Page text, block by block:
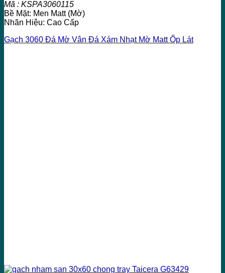
Mã : KSPA3060115
Bề Mặt: Men Matt (Mờ)
Nhãn Hiệu: Cao Cấp
Gạch 3060 Đá Mờ Vân Đá Xám Nhạt Mờ Matt Ốp Lát